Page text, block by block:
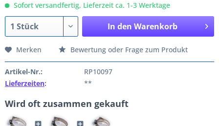
Sofort versandfertig, Lieferzeit ca. 1-3 Werktage
In den Warenkorb
Merken Bewertung oder Frage zum Produkt
Artikel-Nr.:
RP10097
Lieferzeiten: **
Wird oft zusammen gekauft